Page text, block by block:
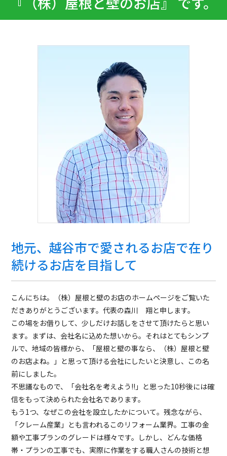
地元、越谷市で愛されるお店で在り
続けるお店を目指して
こんにちは。（株）屋根と壁のお店のホームページをご覧いた
だきありがとうございます。代表の森川 翔と申します。
この場をお借りして、少しだけお話しをさせて頂けたらと思い
ます。まずは、会社名に込めた想いから。それはとてもシンプ
ルで、地域の皆様から、「屋根と壁の事なら、（株）屋根と壁
のお店よね。」と思って頂ける会社にしたいと決意し、この名
前にしました。
不思議なもので、「会社名を考えよう!!」と思った10秒後には確
信をもって決められた会社名であります。
もう1つ、なぜこの会社を設立したかについて。残念ながら、
「クレーム産業」とも言われるこのリフォーム業界。工事の金
額や工事プランのグレードは様々です。しかし、どんな価格
帯・プランの工事でも、実際に作業をする職人さんの技術と想